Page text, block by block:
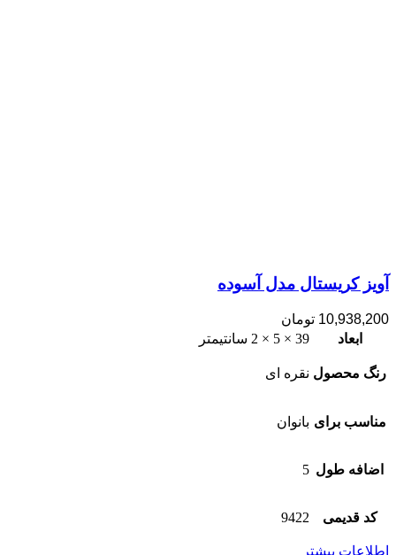
آویز کریستال مدل آسوده
10,938,200 تومان
ابعاد
39 × 5 × 2 سانتیمتر
رنگ محصول نقره ای
مناسب برای بانوان
اضافه طول 5
کد قدیمی 9422
اطلاعات بیشتر